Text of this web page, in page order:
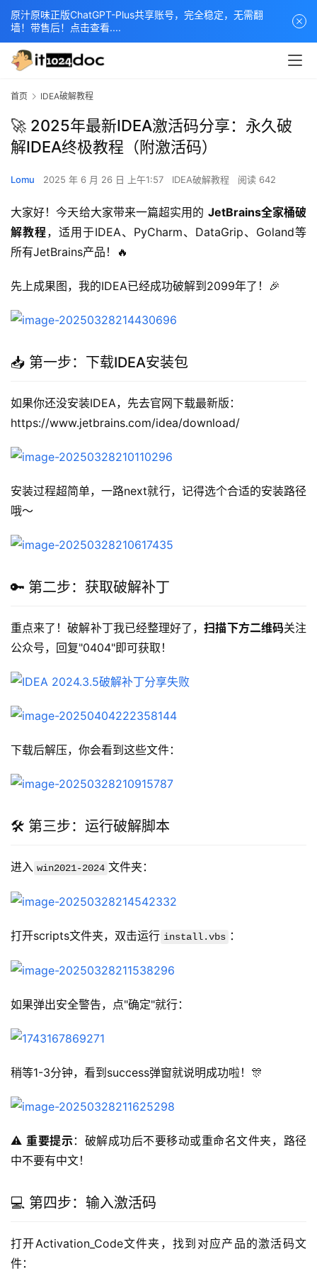
首页 IDEA破解教程
🚀 2025年最新IDEA激活码分享：永久破
解IDEA终极教程（附激活码）
Lomu 2025 年 6 月 26 日 上午1:57 IDEA破解教程 阅读 642
大家好！今天给大家带来一篇超实用的 JetBrains全家桶破
解教程，适用于IDEA、PyCharm、DataGrip、Goland等
所有JetBrains产品！🔥
先上成果图，我的IDEA已经成功破解到2099年了！🎉
📥 第一步：下载IDEA安装包
如果你还没安装IDEA，先去官网下载最新版：
https://www.jetbrains.com/idea/download/
安装过程超简单，一路next就行，记得选个合适的安装路径
哦～
🔑 第二步：获取破解补丁
重点来了！破解补丁我已经整理好了，扫描下方二维码关注
公众号，回复"0404"即可获取！
下载后解压，你会看到这些文件：
🛠️ 第三步：运行破解脚本
进入 win2021-2024 文件夹：
打开scripts文件夹，双击运行 install.vbs ：
如果弹出安全警告，点"确定"就行：
稍等1-3分钟，看到success弹窗就说明成功啦！🎊
⚠️ 重要提示：破解成功后不要移动或重命名文件夹，路径
中不要有中文！
💻 第四步：输入激活码
打开Activation_Code文件夹，找到对应产品的激活码文
件：
原汁原味正版ChatGPT-Plus共享账号，完全稳定，无需翻
墙！带售后！点击查看....